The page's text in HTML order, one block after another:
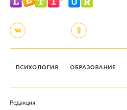
ПСИХОЛОГИЯ ОБРАЗОВАНИЕ
Редакция